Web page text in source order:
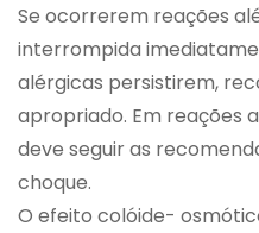
Se ocorrerem reações
interrompida
alérgicas persistirem,
apropriado. Em reações
deve seguir as
choque.
O efeito colóide-